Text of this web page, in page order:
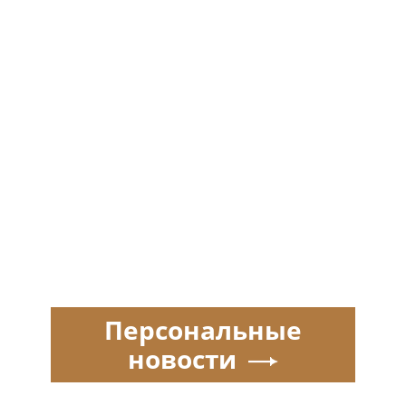
Персональные
новости